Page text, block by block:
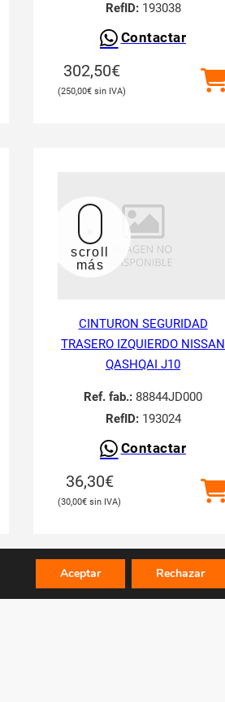
RefID:193038
Contactar
302,50€
250,00€
CINTURON SEGURIDAD
TRASERO IZQUIERDO NISSAN
QASHQAI J10
Ref. fab.: 88844JD000
RefID:193024
Contactar
36,30€
30,00€
scroll
más
Aceptar Rechazar